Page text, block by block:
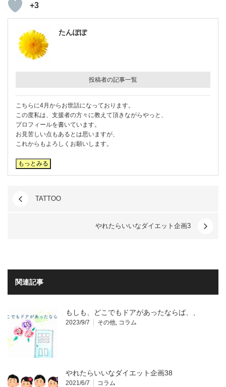
+3
たんぽぽ
投稿者の記事一覧
こちらに4月からお世話になっております。
この度私は、支援者の方々に教えて頂きながらやっと、
プロフィールを書いています。
お見苦しい点もあるとは思いますが、
これからもよろしくお願いします。
TATTOO
やれたらいいなダイエット企画3
関連記事
もしも、どこでもドアがあったならば、、
2023/9/7 その他, コラム
やれたらいいなダイエット企画38
2021/6/7 コラム